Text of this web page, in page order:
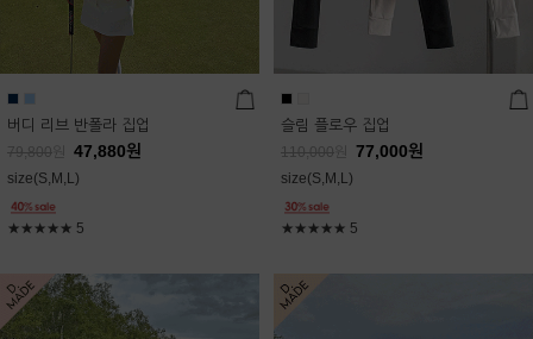
버디 리브 반폴라 집업
79,800 47,880원
size(S,M,L)
★★★★★ 5
슬림 플로우 집업
110,000 77,000원
size(S,M,L)
★★★★★ 5